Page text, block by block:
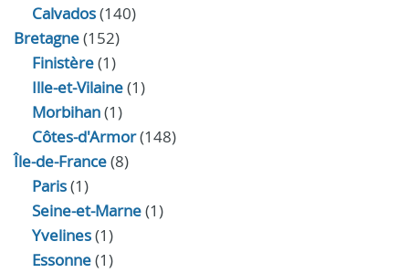
Calvados(140)
Bretagne(152)
Finistère(1)
Ille-et-Vilaine(1)
Morbihan(1)
Côtes-d'Armor(148)
Île-de-France(8)
Paris(1)
Seine-et-Marne(1)
Yvelines(1)
Essonne(1)